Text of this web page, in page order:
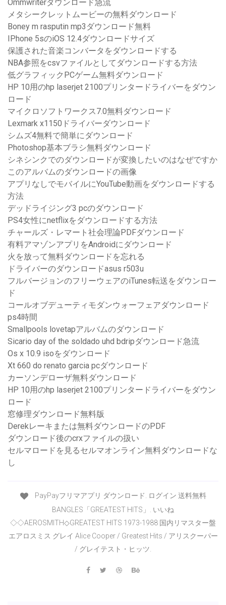
Ommwriterダウンロード急流
メタシークレットムービーの無料ダウンロード
Boney m rasputin mp3ダウンロード無料
IPhone 5sのiOS 12.4ダウンロードサイズ
保護された音楽コンバータをダウンロードする
NBA参照をcsvファイルとしてダウンロードする方法
低グラフィックPCゲーム無料ダウンロード
HP 10用のhp laserjet 2100プリンタードライバーをダウン
ロード
マイクロソフトワークス7.0無料ダウンロード
Lexmark x1150ドライバーダウンロード
シムズ4無料で簡単にダウンロード
Photoshop基本ブラシ無料ダウンロード
シネシンクでのダウンロードが変換したいのはなぜですか
このアルバムのダウンロードの画像
アプリなしでモバイルにYouTube動画をダウンロードする
方法
デッドライジング3 pcのダウンロード
PS4女性にnetflixをダウンロードする方法
チャールズ・レマート社会理論PDFダウンロード
有料アマゾンアプリをAndroidにダウンロード
火を放って無料ダウンロードを忘れる
ドライバーのダウンロードasus r503u
フルバージョンのフリーウェアのiTunes転送をダウンロー
ド
コールオブデューティモダンウォーフェアダウンロード
ps4時間
Smallpools lovetapアルバムのダウンロード
Sicario day of the soldado uhd bdripダウンロード急流
Os x 10.9 isoをダウンロード
Xt 660 do renato garcia pcダウンロード
カーソンデローザ無料ダウンロード
HP 10用のhp laserjet 2100プリンタードライバーをダウン
ロード
窓修理ダウンロード無料版
Derekレーキまたは無料ダウンロードのPDF
ダウンロード後のcrxファイルの扱い
セルマロードを見るセルマオンライン無料ダウンロードな
し
PayPayフリマアプリ ダウンロード. ログイン 送料無料
BANGLES「GREATEST HITS」. いいね
◇◇AEROSMITH◇GREATEST HITS 1973-1988 国内リマスター盤
エアロスミス グレイ Alice Cooper / Greatest Hits / アリスクーパー
/ グレイテスト・ヒッツ.